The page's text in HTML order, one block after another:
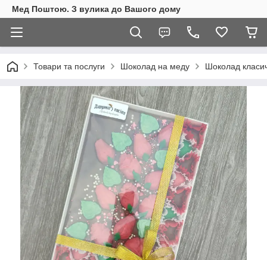
Мед Поштою. З вулика до Вашого дому
Товари та послуги Шоколад на меду Шоколад